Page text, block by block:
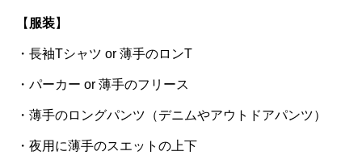
【 服装】
・長袖Tシャツ or 薄手のロンT
・パーカー or 薄手のフリース
・薄手のロングパンツ（デニムやアウトドアパンツ）
・夜用に薄手のスエットの上下